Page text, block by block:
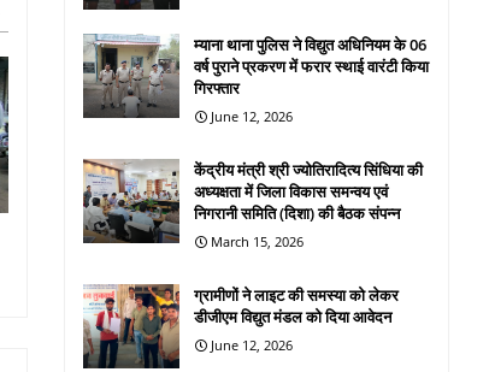
म्याना थाना पुलिस ने विद्युत अधिनियम के 06
वर्ष पुराने प्रकरण में फरार स्थाई वारंटी किया
गिरफ्तार
June 12, 2026
केंद्रीय मंत्री श्री ज्योतिरादित्य सिंधिया की
अध्यक्षता में जिला विकास समन्वय एवं
निगरानी समिति (दिशा) की बैठक संपन्न
March 15, 2026
ग्रामीणों ने लाइट की समस्या को लेकर
डीजीएम विद्युत मंडल को दिया आवेदन
June 12, 2026